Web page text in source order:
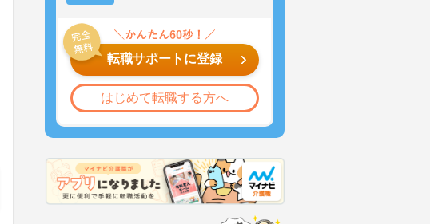
転職サポートに登録
はじめて転職する方へ